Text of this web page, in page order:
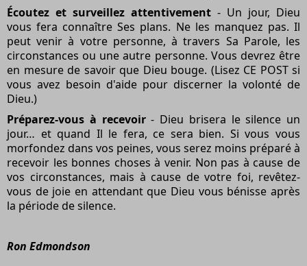
Écoutez et surveillez attentivement - Un jour, Dieu
vous fera connaître Ses plans. Ne les manquez pas. Il
peut venir à votre personne, à travers Sa Parole, les
circonstances ou une autre personne. Vous devrez être
en mesure de savoir que Dieu bouge. (Lisez CE POST si
vous avez besoin d'aide pour discerner la volonté de
Dieu.)
Préparez-vous à recevoir- Dieu brisera le silence un
jour… et quand Il le fera, ce sera bien. Si vous vous
morfondez dans vos peines, vous serez moins préparé à
recevoir les bonnes choses à venir. Non pas à cause de
vos circonstances, mais à cause de votre foi, revêtez-
vous de joie en attendant que Dieu vous bénisse après
la période de silence.
Ron Edmondson